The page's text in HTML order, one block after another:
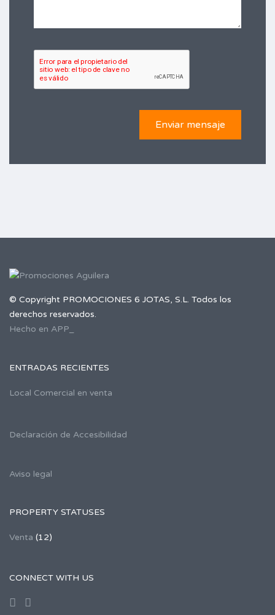
© Copyright PROMOCIONES 6 JOTAS, S.L. Todos los
derechos reservados.
Hecho en APP_
ENTRADAS RECIENTES
Local Comercial en venta
Declaración de Accesibilidad
Aviso legal
PROPERTY STATUSES
Venta (12)
CONNECT WITH US